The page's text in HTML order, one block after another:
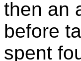
then an
before
spent